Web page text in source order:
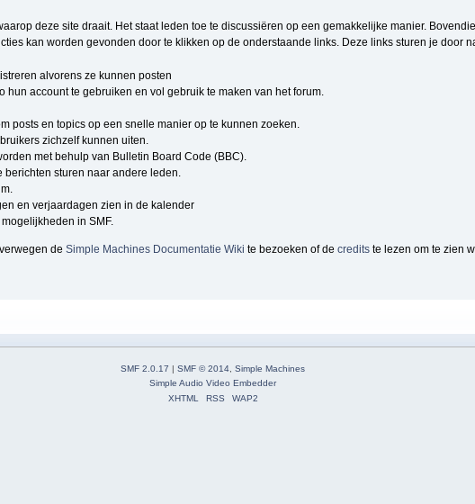
deze site draait. Het staat leden toe te discussiëren op een gemakkelijke manier.
kan worden gevonden door te klikken op de onderstaande links. Deze links sturen je door
alvorens ze kunnen posten
account te gebruiken en vol gebruik te maken van het forum.
posts en topics op een snelle manier op te kunnen zoeken.
zichzelf kunnen uiten.
met behulp van Bulletin Board Code (BBC).
sturen naar andere leden.
en verjaardagen zien in de kalender
in SMF.
de Simple Machines Documentatie Wiki te bezoeken of de creditste lezen om te zien
SMF 2.0.17 | SMF © 2014, Simple Machines
Simple Audio Video Embedder
XHTML
RSS WAP2